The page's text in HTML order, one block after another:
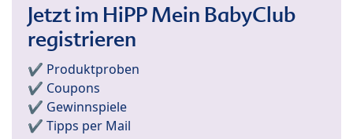
Jetzt im HiPP Mein BabyClub
registrieren
✔️ Produktproben
✔️ Coupons
✔️ Gewinnspiele
✔️ Tipps per Mail